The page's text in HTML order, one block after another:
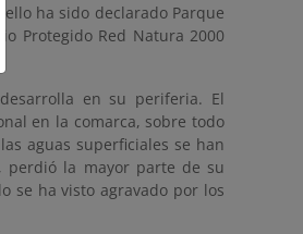
ha sido declarado Parque
Protegido Red Natura 2000
en su periferia. El
en la comarca, sobre todo
aguas superficiales se han
perdió la mayor parte de su
se ha visto agravado por los